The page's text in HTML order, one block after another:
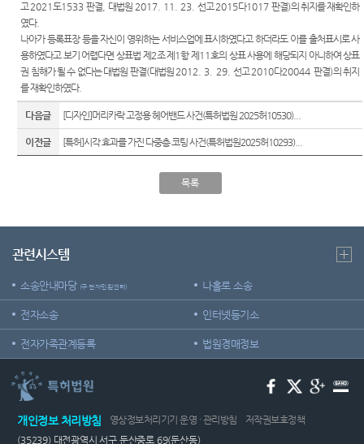
고2021도1533판결 대법원 2017. 11. 23. 선고2015다1017판결)의 취지를 재확인하
였다.
나아가 등록표장 등을 자신이 영위하는 서비스업에 표시하였다고 하더라도 이를 출처표시로 사
용하였다고 보기 어렵다면 상표법 제 2조 제 1항 제 11호의 상표 사용에 해당되지 아니하여 상표
권 침해가 될 수 없다는 대법원 판결(대법원 2012. 3. 29.선고2010다20044 판결)의 취지
를 재확인하였다.
다음글 [디자인]머리카락 고정용 헤어밴드 사건(특허법원 2025허10530)...
이전글 [특허]시각 효과를 가진 다중층 코팅 사건(특허법원2025허10293)...
목록
관련시스템
소송안내마당 (구 전자민원센터) 나홀로 소송
전자소송 인터넷등기소
전자가족관계등록 법원경매정보
개인정보 처리방침 영상정보처리기기 운영 · 관리방침
저작권보호정책
(35239) 대전광역시 서구 둔산중로 69(둔산동)